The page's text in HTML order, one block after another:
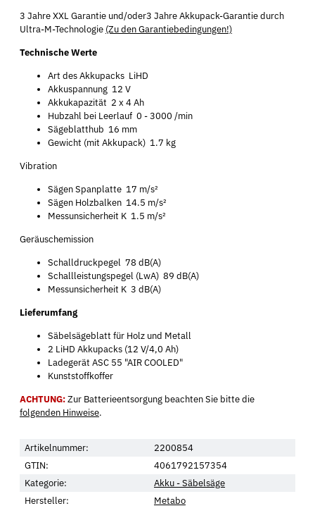
3 Jahre XXL Garantie und/oder3 Jahre Akkupack-Garantie durch
Ultra-M-Technologie (Zu den Garantiebedingungen!)
Technische Werte
Art des Akkupacks LiHD
Akkuspannung 12 V
Akkukapazität 2 x 4 Ah
Hubzahl bei Leerlauf 0 - 3000 /min
Sägeblatthub 16 mm
Gewicht (mit Akkupack) 1.7 kg
Vibration
Sägen Spanplatte 17 m/s²
Sägen Holzbalken 14.5 m/s²
Messunsicherheit K 1.5 m/s²
Geräuschemission
Schalldruckpegel 78 dB(A)
Schallleistungspegel (LwA) 89 dB(A)
Messunsicherheit K 3 dB(A)
Lieferumfang
Säbelsägeblatt für Holz und Metall
2 LiHD Akkupacks (12 V/4,0 Ah)
Ladegerät ASC 55 "AIR COOLED"
Kunststoffkoffer
ACHTUNG:Zur Batterieentsorgung beachten Sie bitte die
folgenden Hinweise.
Artikelnummer:
2200854
GTIN:
4061792157354
Kategorie:
Akku - Säbelsäge
Hersteller:
Metabo